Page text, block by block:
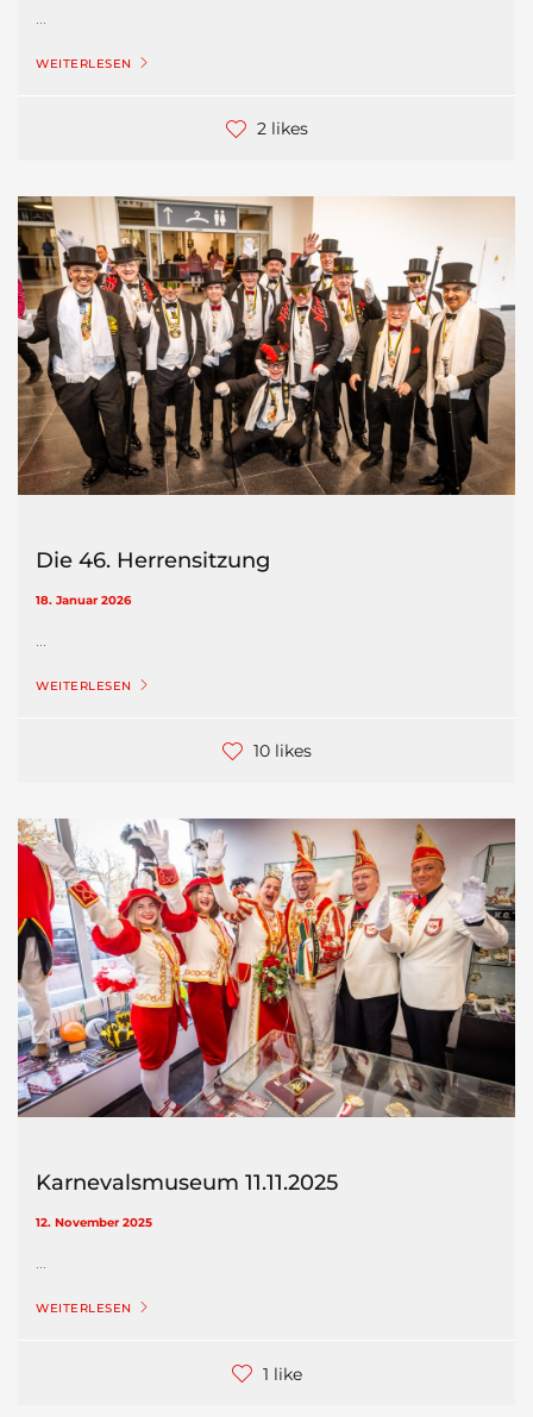
...
WEITERLESEN
2 likes
Die 46. Herrensitzung
18. Januar 2026
...
WEITERLESEN
10 likes
Karnevalsmuseum 11.11.2025
12. November 2025
...
WEITERLESEN
1 like